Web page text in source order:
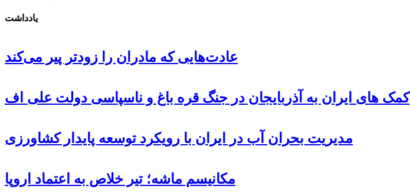
یادداشت
عادت‌هایی که مادران را زودتر پیر می‌کند
کمک های ایران به آذربایجان در جنگ قره باغ و ناسپاسی دولت علی اف
مدیریت بحران آب در ایران با رویکرد توسعه پایدار کشاورزی
مکانیسم ماشه؛ تیر خلاص به اعتماد اروپا